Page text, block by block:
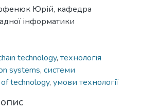
Юрій, кафедра
інформатики
technology, технологія
systems, системи
technology, умови технології